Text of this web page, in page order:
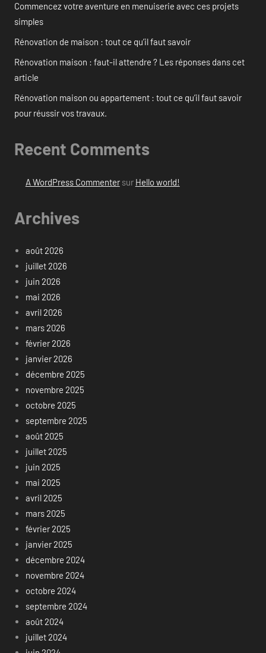
Commencez votre aventure en menuiserie avec ces projets
simples
Rénovation de maison : tout ce qu’il faut savoir
Rénovation maison : faut-il attendre ? Les réponses dans cet
article
Rénovation maison ou appartement : tout ce qu’il faut savoir
pour réussir vos travaux.
Recent Comments
A WordPress Commentersur Hello world!
Archives
août 2026
juillet 2026
juin 2026
mai 2026
avril 2026
mars 2026
février 2026
janvier 2026
décembre 2025
novembre 2025
octobre 2025
septembre 2025
août 2025
juillet 2025
juin 2025
mai 2025
avril 2025
mars 2025
février 2025
janvier 2025
décembre 2024
novembre 2024
octobre 2024
septembre 2024
août 2024
juillet 2024